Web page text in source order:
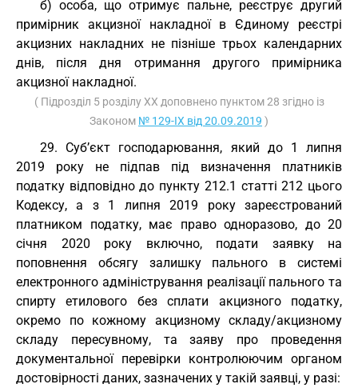
б) особа, що отримує пальне, реєструє другий
примірник акцизної накладної в Єдиному реєстрі
акцизних накладних не пізніше трьох календарних
днів, після дня отримання другого примірника
акцизної накладної.
( Підрозділ 5 розділу XX доповнено пунктом 28 згідно із
Законом № 129-IX від 20.09.2019 )
29. Суб’єкт господарювання, який до 1 липня
2019 року не підпав під визначення платників
податку відповідно до пункту 212.1 статті 212 цього
Кодексу, а з 1 липня 2019 року зареєстрований
платником податку, має право одноразово, до 20
січня 2020 року включно, подати заявку на
поповнення обсягу залишку пального в системі
електронного адміністрування реалізації пального та
спирту етилового без сплати акцизного податку,
окремо по кожному акцизному складу/акцизному
складу пересувному, та заяву про проведення
документальної перевірки контролюючим органом
достовірності даних, зазначених у такій заявці, у разі: